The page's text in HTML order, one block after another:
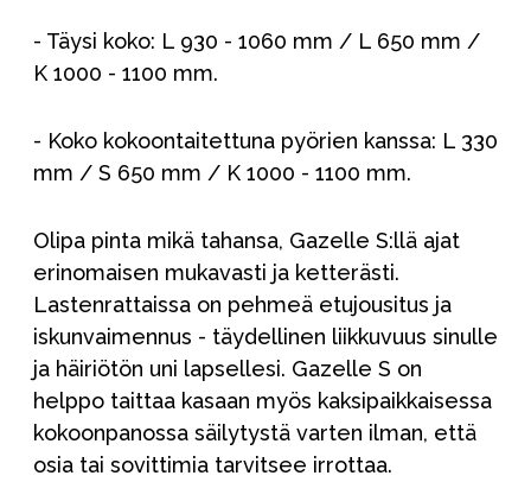
- Täysi koko: L 930 - 1060 mm / L 650 mm /
K 1000 - 1100 mm.
- Koko kokoontaitettuna pyörien kanssa: L 330
mm / S 650 mm / K 1000 - 1100 mm.
Olipa pinta mikä tahansa, Gazelle S:llä ajat
erinomaisen mukavasti ja ketterästi.
Lastenrattaissa on pehmeä etujousitus ja
iskunvaimennus - täydellinen liikkuvuus sinulle
ja häiriötön uni lapsellesi. Gazelle S on
helppo taittaa kasaan myös kaksipaikkaisessa
kokoonpanossa säilytystä varten ilman, että
osia tai sovittimia tarvitsee irrottaa.